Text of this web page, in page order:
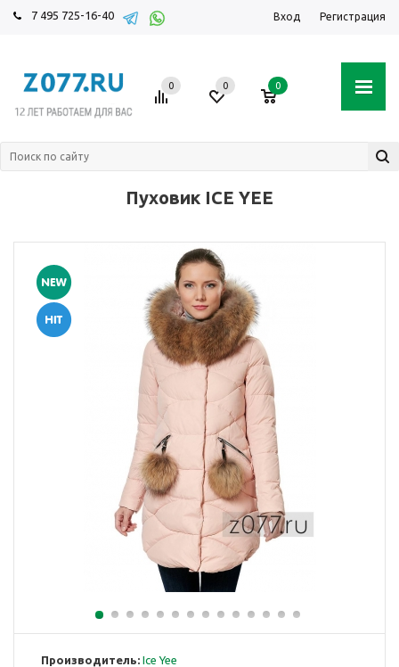
7 495 725-16-40 Вход Регистрация
0 0 0
Пуховик ICE YEE
Производитель: Ice Yee